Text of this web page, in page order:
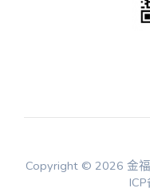
Copyright © 2026 金